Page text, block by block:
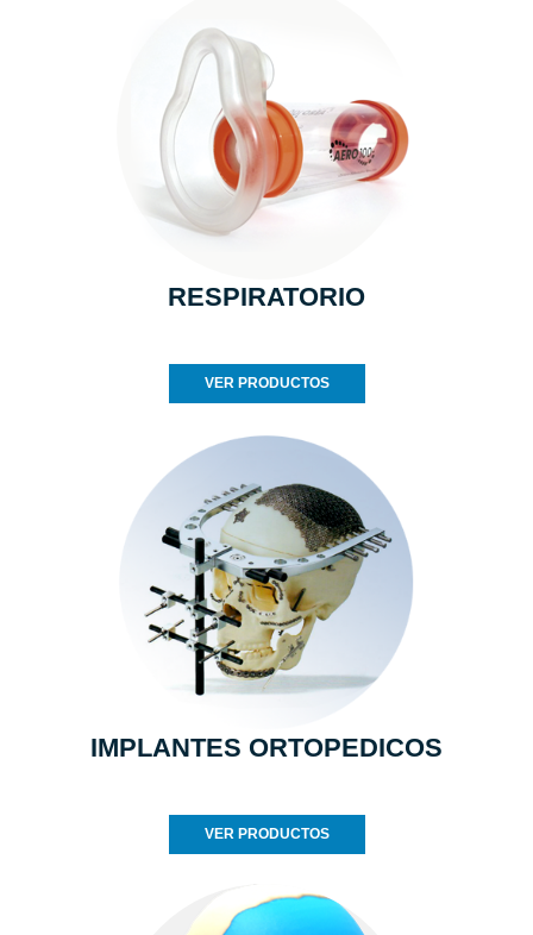
RESPIRATORIO
VER PRODUCTOS
IMPLANTES ORTOPEDICOS
VER PRODUCTOS